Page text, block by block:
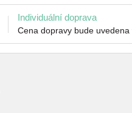
Individuální doprava
Cena dopravy bude uvedena